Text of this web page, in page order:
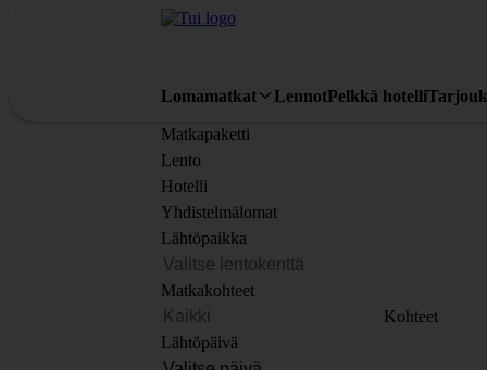
Lomamatkat LennotPelkkä hotelli
Matkapaketti
Lento
Hotelli
Yhdistelmälomat
Lähtöpaikka
Matkakohteet
Kohteet
Lähtöpäivä